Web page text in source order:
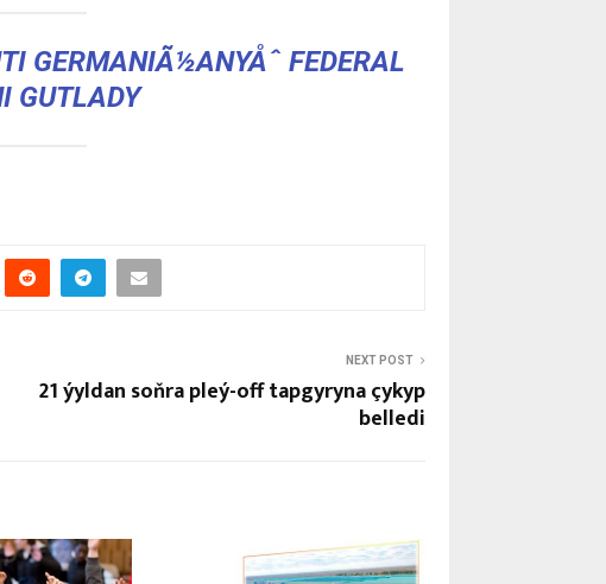
GERMANIÃ½ANYÅˆ FEDERAL
GUTLADY
NEXT POST
21 ýyldan soňra pleý-off tapgyryna çykyp
belledi